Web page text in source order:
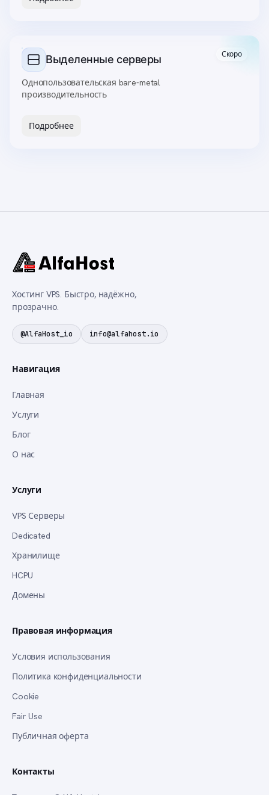
Выделенные серверы Скоро
Однопользовательская bare‑metal
производительность
Подробнее
Хостинг VPS. Быстро, надёжно,
прозрачно.
@AlfaHost_io info@alfahost.io
Навигация
Главная
Услуги
Блог
О нас
Услуги
VPS Серверы
Dedicated
Хранилище
HCPU
Домены
Правовая информация
Условия использования
Политика конфиденциальности
Cookie
Fair Use
Публичная оферта
Контакты